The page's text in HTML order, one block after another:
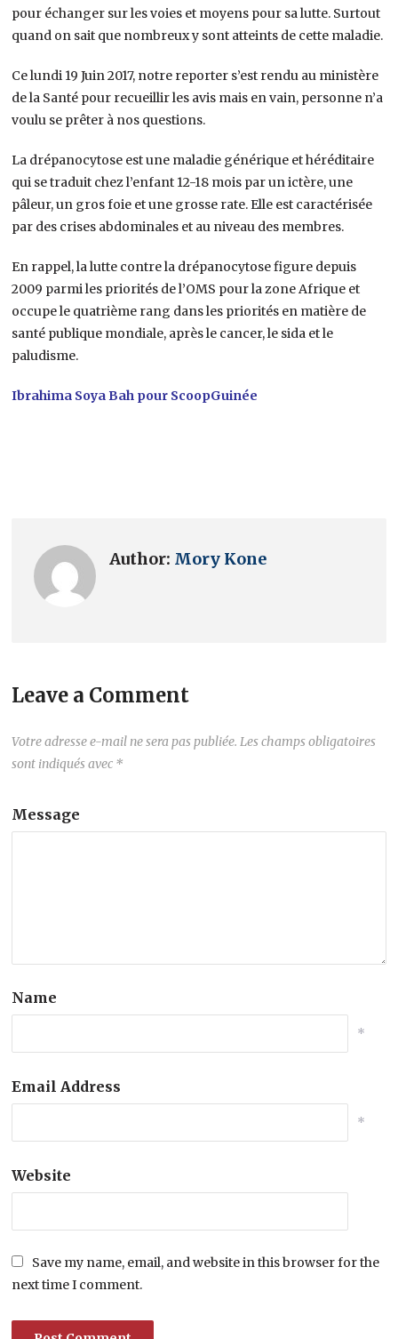
pour échanger sur les voies et moyens pour sa lutte. Surtout
quand on sait que nombreux y sont atteints de cette maladie.
Ce lundi 19 Juin 2017, notre reporter s’est rendu au ministère
de la Santé pour recueillir les avis mais en vain, personne n’a
voulu se prêter à nos questions.
La drépanocytose est une maladie générique et héréditaire
qui se traduit chez l’enfant 12-18 mois par un ictère, une
pâleur, un gros foie et une grosse rate. Elle est caractérisée
par des crises abdominales et au niveau des membres.
En rappel, la lutte contre la drépanocytose figure depuis
2009 parmi les priorités de l’OMS pour la zone Afrique et
occupe le quatrième rang dans les priorités en matière de
santé publique mondiale, après le cancer, le sida et le
paludisme.
Ibrahima Soya Bah pour ScoopGuinée
Author: Mory Kone
Leave a Comment
Votre adresse e-mail ne sera pas publiée. Les champs obligatoires
sont indiqués avec *
Message
Name
*
Email Address
*
Website
Save my name, email, and website in this browser for the
next time I comment.